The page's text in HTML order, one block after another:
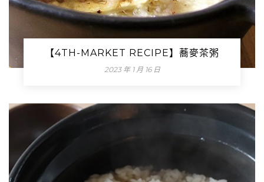
【4TH-MARKET RECIPE】蕎麥茶粥
2023 年 1 月 16 日